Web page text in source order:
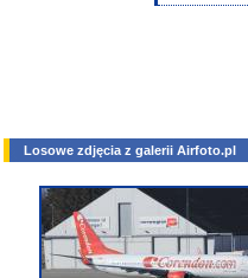
Losowe zdjęcia z galerii Airfoto.pl